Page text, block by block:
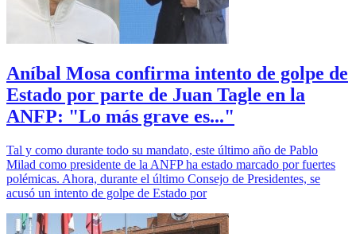
Aníbal Mosa confirma intento de golpe de
Estado por parte de Juan Tagle en la
ANFP: "Lo más grave es..."
Tal y como durante todo su mandato, este último año de Pablo
Milad como presidente de la ANFP ha estado marcado por fuertes
polémicas. Ahora, durante el último Consejo de Presidentes, se
acusó un intento de golpe de Estado por